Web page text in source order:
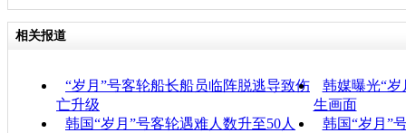
相关报道
“岁月”号客轮船长船员临阵脱逃导致伤
亡升级
韩媒曝光“
生画面
韩国“岁月”号客轮遇难人数升至50人
韩国“岁月”